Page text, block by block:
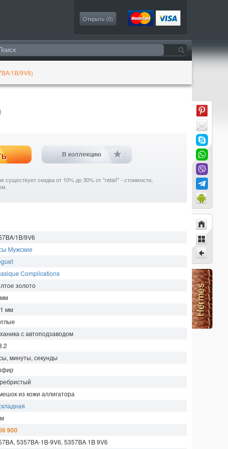
Открыть (0)
1B/9V6)
В коллекцию
существует скидка от 10% до 30% от "retail" - стоимости,
1B/9V6
Мужские
Complications
золото
мм
мм
с автоподзаводом
минуты, секунды
из кожи аллигатора
м
900
5357BA-1B-9V6, 5357BA 1B 9V6